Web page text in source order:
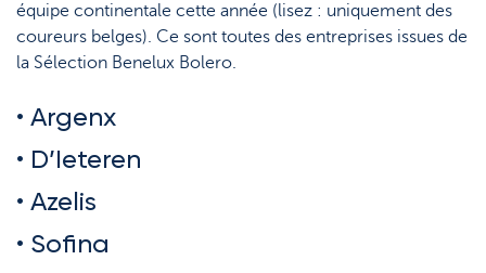
Plateformes
Support
Documents
Questions fréquemment posées
Lexique
équipe continentale cette année (lisez : uniquement des
coureurs belges). Ce sont toutes des entreprises issues de
la Sélection Benelux Bolero.
• Argenx
• D’Ieteren
• Azelis
• Sofina